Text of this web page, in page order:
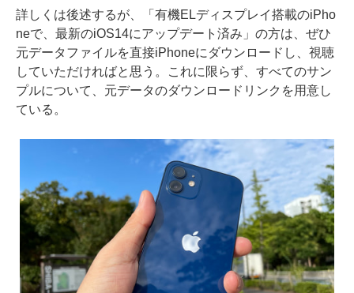
詳しくは後述するが、「有機ELディスプレイ搭載のiPho
neで、最新のiOS14にアップデート済み」の方は、ぜひ
元データファイルを直接iPhoneにダウンロードし、視聴
していただければと思う。これに限らず、すべてのサン
プルについて、元データのダウンロードリンクを用意し
ている。